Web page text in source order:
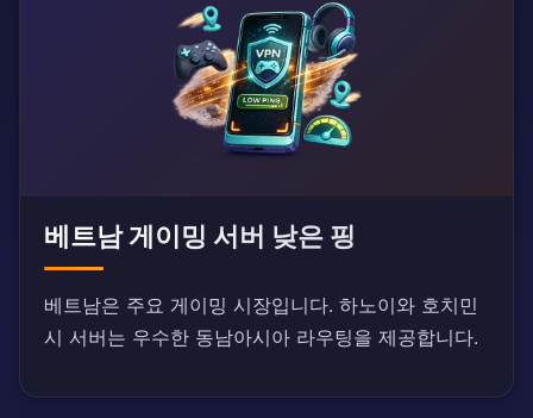
베트남 게이밍 서버 낮은 핑
베트남은 주요 게이밍 시장입니다. 하노이와 호치민
시 서버는 우수한 동남아시아 라우팅을 제공합니다.